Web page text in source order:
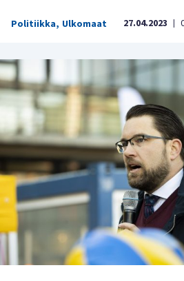
Politiikka, Ulkomaat 27.04.2023